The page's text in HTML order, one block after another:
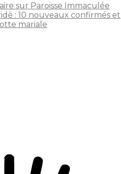
sur Paroisse Immaculée
: 10 nouveaux confirmés et
mariale